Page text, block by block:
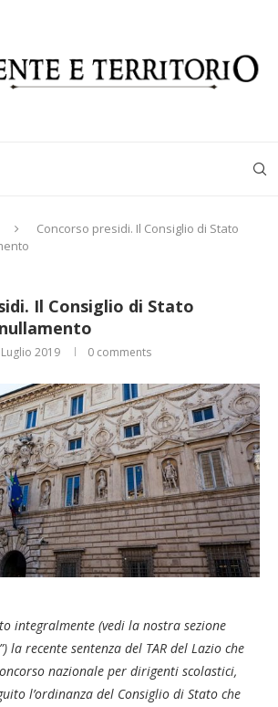
Concorso presidi. Il Consiglio di Stato
Il Consiglio di Stato
2019 0 comments
integralmente (vedi la nostra sezione
la recente sentenza del TAR del Lazio che
nazionale per dirigenti scolastici,
l’ordinanza del Consiglio di Stato che